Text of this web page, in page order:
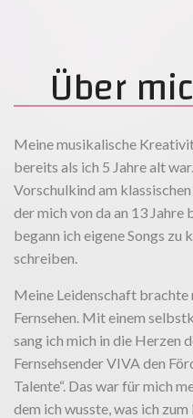
Über
Meine musikalische
bereits als ich 5 Jahre alt
Vorschulkind am
der mich von da an 13
begann ich eigene Songs zu
schreiben.
Meine Leidenschaft brachte
Fernsehen. Mit einem
sang ich mich in die Herzen
Fernsehsender VIVA den
Talente“. Das war für mich
dem ich wusste, was ich